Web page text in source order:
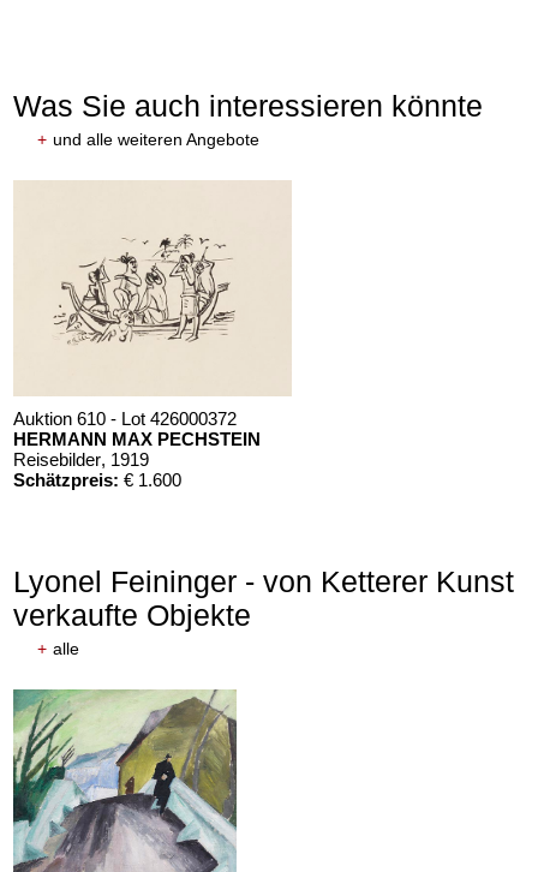
Was Sie auch interessieren könnte
+ und alle weiteren Angebote
Auktion 610 - Lot 426000372
HERMANN MAX PECHSTEIN
Reisebilder, 1919
Schätzpreis: € 1.600
Lyonel Feininger - von Ketterer Kunst
verkaufte Objekte
+ alle